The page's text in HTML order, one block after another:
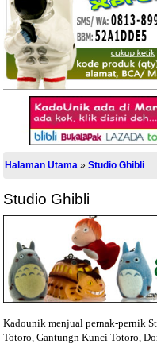
Halaman Utama »Studio Ghibli
Studio Ghibli
Kadounik menjual pernak-pernik
Totoro, Gantungn Kunci Totoro,